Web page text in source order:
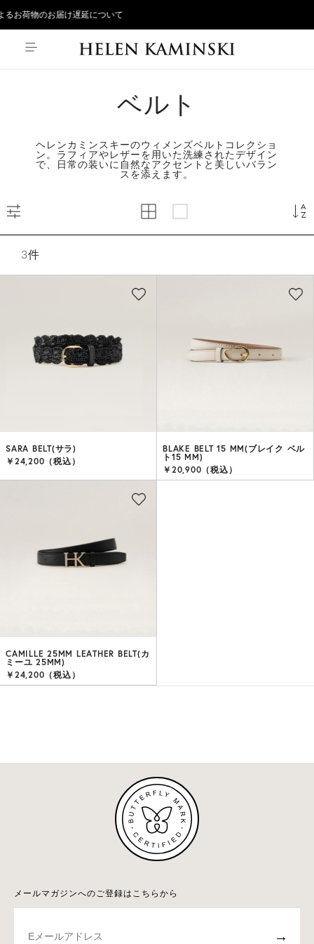
お荷物のお届け遅延について
ベルト
ヘレンカミンスキーのウィメンズベルトコレクショ
ン。ラフィアやレザーを用いた洗練されたデザイン
で、日常の装いに自然なアクセントと美しいバラン
スを添えます。
3件
SARA BELT(サラ)
￥24,200（税込）
BLAKE BELT 15 MM(ブレイク ベル
ト15 MM)
￥20,900（税込）
CAMILLE 25MM LEATHER BELT(カ
ミーユ 25MM)
￥24,200（税込）
メールマガジンへのご登録はこちらから
→